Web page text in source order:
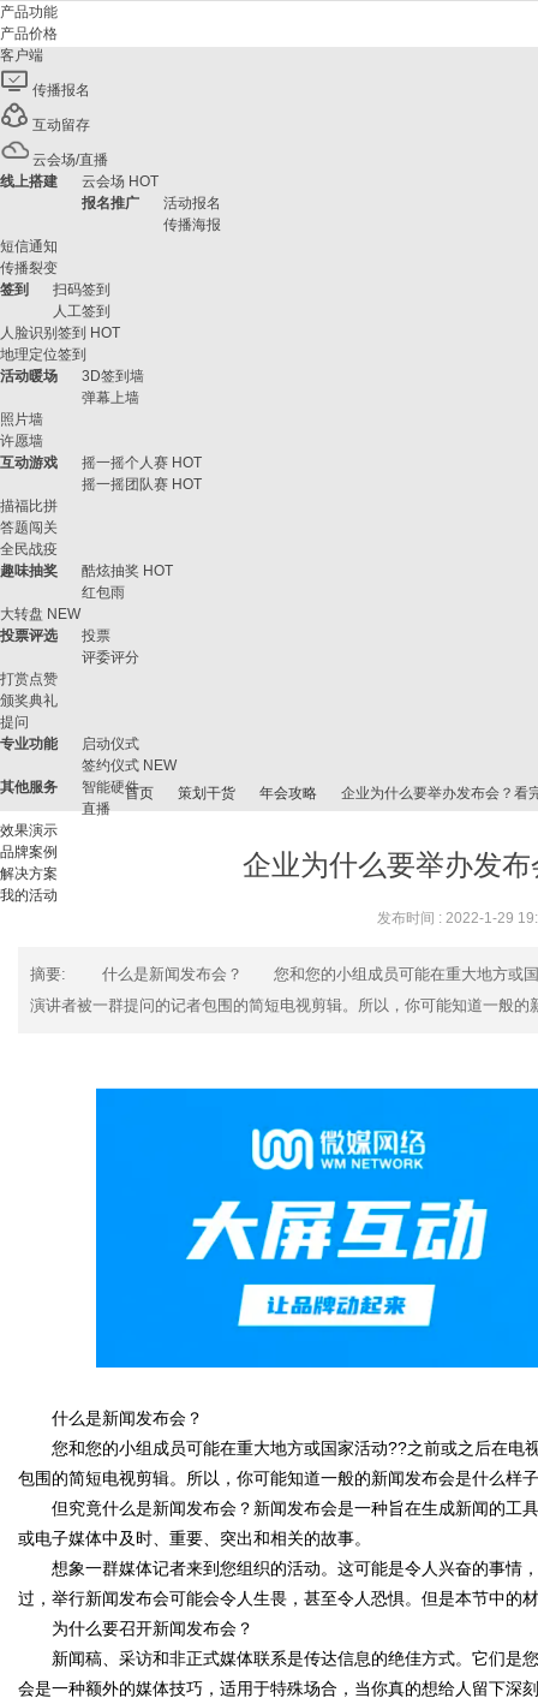
产品功能
产品价格
客户端
传播报名
互动留存
云会场/直播
线上搭建
云会场 HOT
报名推广
活动报名
传播海报
短信通知
传播裂变
签到
扫码签到
人工签到
人脸识别签到 HOT
地理定位签到
活动暖场
3D签到墙
弹幕上墙
照片墙
许愿墙
互动游戏
摇一摇个人赛 HOT
摇一摇团队赛 HOT
描福比拼
答题闯关
全民战疫
趣味抽奖
酷炫抽奖 HOT
红包雨
大转盘 NEW
投票评选
投票
评委评分
打赏点赞
颁奖典礼
提问
专业功能
启动仪式
签约仪式 NEW
其他服务
智能硬件
直播
效果演示
品牌案例
解决方案
我的活动
字
首页 策划干货 年会攻略 企业为什么要举办发布会？看
企业为什么要举办发
发布时间 : 2022-1-29
摘要: 什么是新闻发布会？ 您和您的小组成员可能在重大地方或国
演讲者被一群提问的记者包围的简短电视剪辑。所以，你可能知道一般的
什么是新闻发布会？
您和您的小组成员可能在重大地方或国家活动??之前或之后在电
包围的简短电视剪辑。所以，你可能知道一般的新闻发布会是什么样
但究竟什么是新闻发布会？新闻发布会是一种旨在生成新闻的工
或电子媒体中及时、重要、突出和相关的故事。
想象一群媒体记者来到您组织的活动。这可能是令人兴奋的事情
过，举行新闻发布会可能会令人生畏，甚至令人恐惧。但是本节中的
为什么要召开新闻发布会？
新闻稿、采访和非正式媒体联系是传达信息的绝佳方式。它们是
会是一种额外的媒体技巧，适用于特殊场合，当你真的想给人留下深